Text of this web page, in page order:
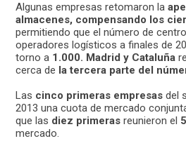
Algunas empresas retomaron la
almacenes, compensando los
permitiendo que el número de
operadores logísticos a finales de
torno a 1.000. Madrid y Cataluña
cerca de la tercera parte del
Las cinco primeras empresas del
2013 una cuota de mercado
que las diez primeras reunieron el
mercado.